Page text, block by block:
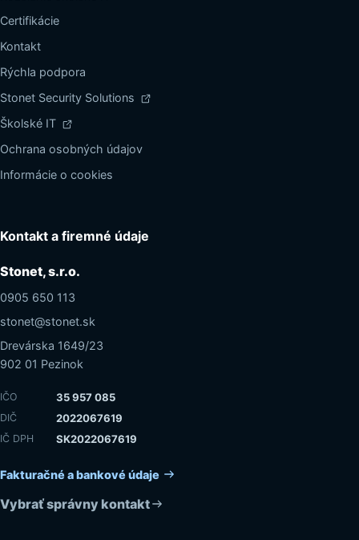
Certifikácie
Kontakt
Rýchla podpora
Stonet Security Solutions
Školské IT
Ochrana osobných údajov
Informácie o cookies
Kontakt a firemné údaje
Stonet, s.r.o.
0905 650 113
stonet@stonet.sk
Drevárska 1649/23
902 01 Pezinok
IČO 35 957 085
DIČ 2022067619
IČ DPH SK2022067619
Fakturačné a bankové údaje
Vybrať správny kontakt